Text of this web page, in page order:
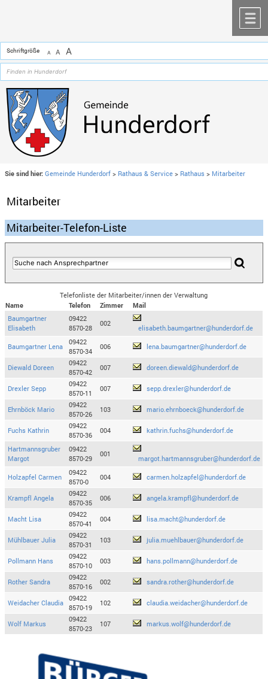
Schriftgröße A A A
Sie sind hier: Gemeinde Hunderdorf > Rathaus & Service > Rathaus > Mitarbeiter
Mitarbeiter
Mitarbeiter-Telefon-Liste
Telefonliste der Mitarbeiter/innen der Verwaltung
Name
Telefon Zimmer
Mail
Baumgartner
Elisabeth
09422
8570-28
002
elisabeth.baumgartner@hunderdorf.de
Baumgartner Lena
09422
8570-34
006 lena.baumgartner@hunderdorf.de
Diewald Doreen
09422
8570-42
007 doreen.diewald@hunderdorf.de
Drexler Sepp
09422
8570-11
007 sepp.drexler@hunderdorf.de
Ehrnböck Mario
09422
8570-26
103 mario.ehrnboeck@hunderdorf.de
Fuchs Kathrin
09422
8570-36
004 kathrin.fuchs@hunderdorf.de
Hartmannsgruber
Margot
09422
8570-29
001
margot.hartmannsgruber@hunderdorf.de
Holzapfel Carmen
09422
8570-0
004 carmen.holzapfel@hunderdorf.de
Krampfl Angela
09422
8570-35
006 angela.krampfl@hunderdorf.de
Macht Lisa
09422
8570-41
004 lisa.macht@hunderdorf.de
Mühlbauer Julia
09422
8570-31
103 julia.muehlbauer@hunderdorf.de
Pollmann Hans
09422
8570-10
003 hans.pollmann@hunderdorf.de
Rother Sandra
09422
8570-16
002 sandra.rother@hunderdorf.de
Weidacher Claudia
09422
8570-19
102 claudia.weidacher@hunderdorf.de
Wolf Markus
09422
8570-23
107 markus.wolf@hunderdorf.de